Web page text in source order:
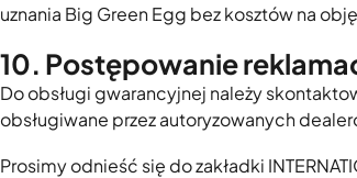
uznania Big Green Egg bez kosztów na
10. Postępowanie
Do obsługi gwarancyjnej należy
obsługiwane przez autoryzowanych
Prosimy odnieść się do zakładki